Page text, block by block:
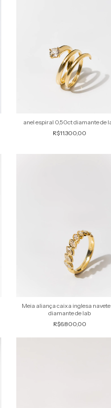
anel espiral 0,50ct diamante de
R$11.300,00
Meia aliança caixa inglesa navete
diamante de lab
R$6.800,00